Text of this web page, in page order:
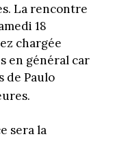
La rencontre
18
chargée
en général car
de Paulo
sera la